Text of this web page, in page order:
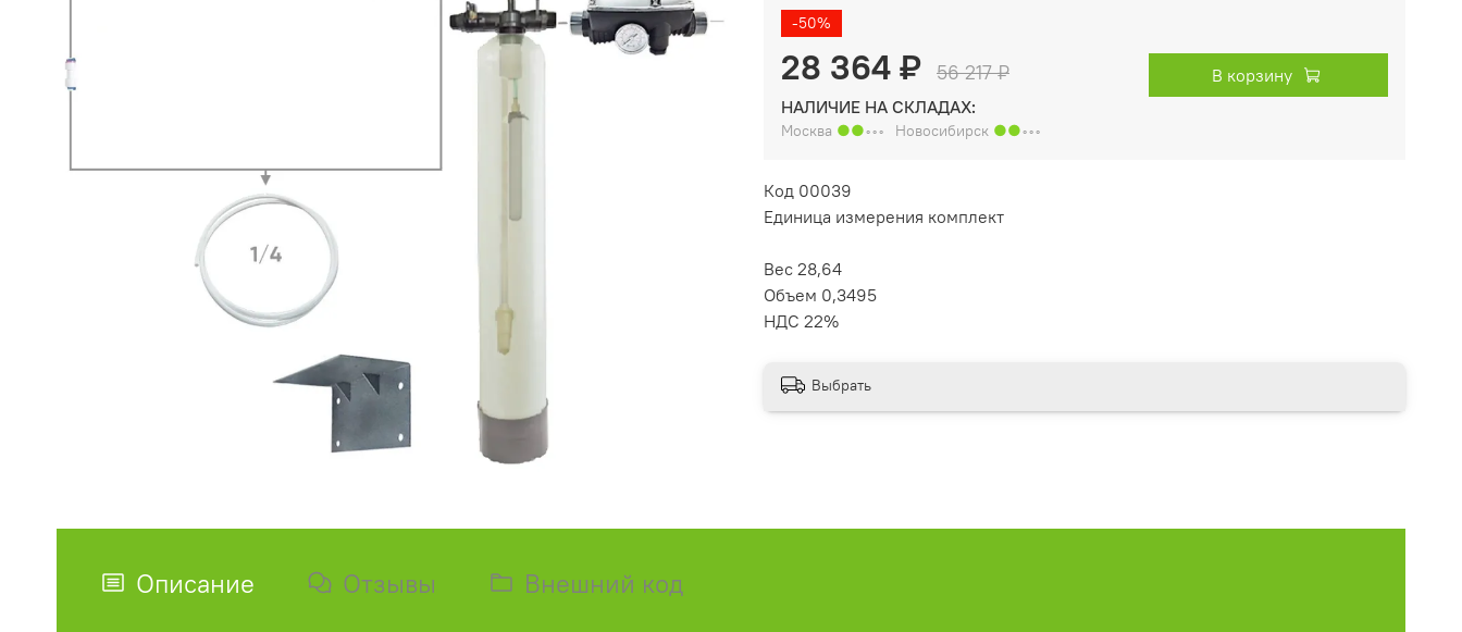
-50%
28 364 ₽ 56 217 ₽
НАЛИЧИЕ НА СКЛАДАХ:
Москва ●●◦◦◦ Новосибирск ●●◦◦◦
В корзину
Код 00039
Единица измерения комплект
Вес 28,64
Объем 0,3495
НДС 22%
Выбрать
Описание Отзывы Внешний код